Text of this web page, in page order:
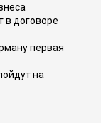
в договоре
первая
на